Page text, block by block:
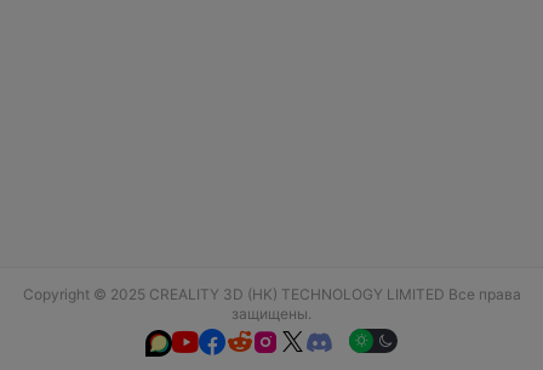
Copyright © 2025 CREALITY 3D (HK) TECHNOLOGY LIMITED Все права
защищены.
  